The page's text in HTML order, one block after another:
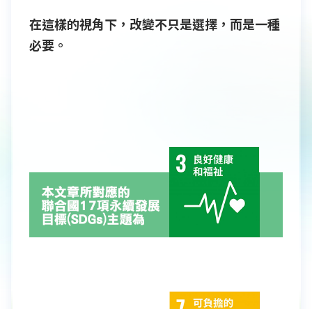
在這樣的視角下，改變不只是選擇，而是一種
必要。